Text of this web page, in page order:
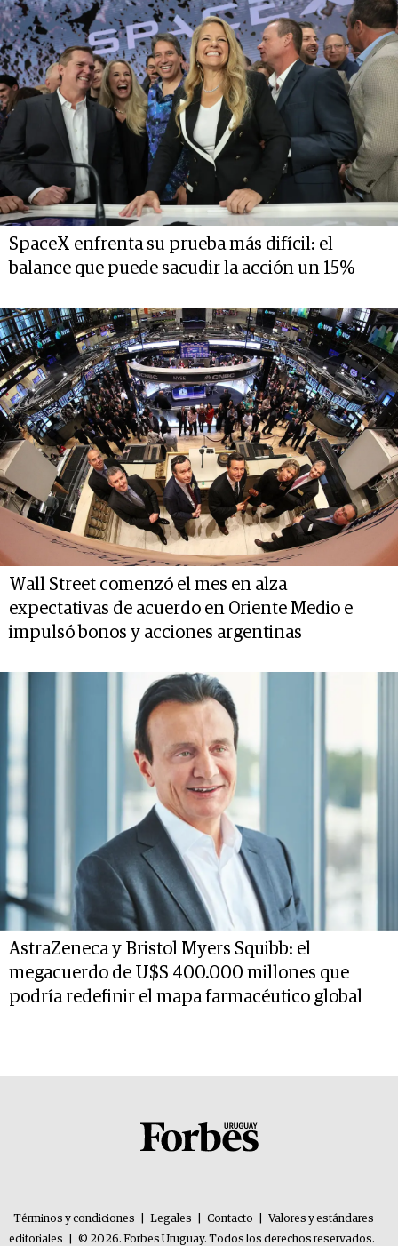
SpaceX enfrenta su prueba más difícil: el
balance que puede sacudir la acción un 15%
Wall Street comenzó el mes en alza
expectativas de acuerdo en Oriente Medio e
impulsó bonos y acciones argentinas
AstraZeneca y Bristol Myers Squibb: el
megacuerdo de U$S 400.000 millones que
podría redefinir el mapa farmacéutico global
Términos y condiciones Legales Contacto
Valores y estándares
editoriales
© 2026. Forbes Uruguay. Todos los derechos reservados.